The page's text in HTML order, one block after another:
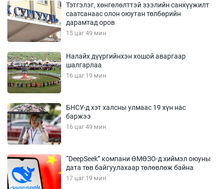
Тэтгэлэг, хөнгөлөлттэй зээлийн санхүүжилт
саатсанаас олон оюутан төлбөрийн
дарамтад оров
15 цаг 49 мин
Налайх дүүргийнхэн хошой аваргаар
шалгарлаа
16 цаг 19 мин
БНСУ-д хэт халсны улмаас 19 хүн нас
баржээ
16 цаг 49 мин
“DeepSeek” компани ӨМӨЗО-д хиймэл оюуны
дата төв байгуулахаар төлөвлөж байна
17 цаг 19 мин